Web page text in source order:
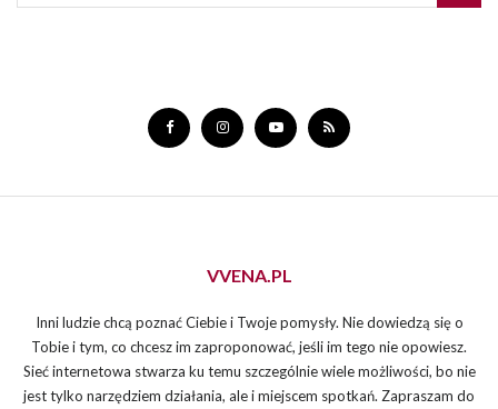
VVENA.PL
Inni ludzie chcą poznać Ciebie i Twoje pomysły. Nie dowiedzą się o
Tobie i tym, co chcesz im zaproponować, jeśli im tego nie opowiesz.
Sieć internetowa stwarza ku temu szczególnie wiele możliwości, bo nie
jest tylko narzędziem działania, ale i miejscem spotkań. Zapraszam do